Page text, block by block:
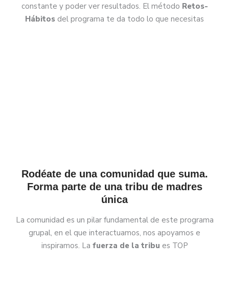
constante y poder ver resultados. El método Retos-
Hábitos del programa te da todo lo que necesitas
Rodéate de una comunidad que suma.
Forma parte de una tribu de madres
única
La comunidad es un pilar fundamental de este programa
grupal, en el que interactuamos, nos apoyamos e
inspiramos. La fuerza de la tribu es TOP